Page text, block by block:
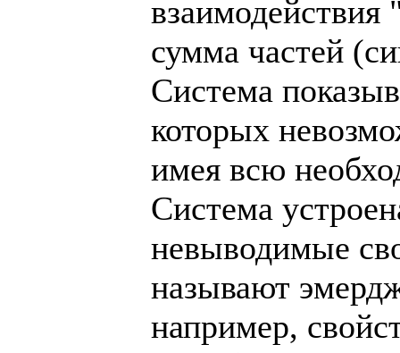
сумма частей
Система
которых
имея всю
Система
невыводимые
называют
например,